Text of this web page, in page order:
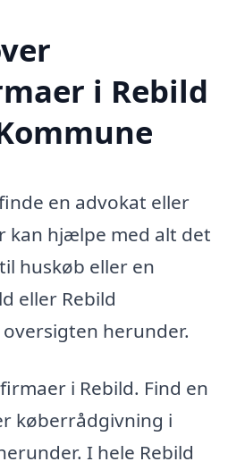
i Rebild
en advokat eller
kan hjælpe med alt det
huskøb eller en
eller Rebild
herunder.
i Rebild. Find en
køberrådgivning i
I hele Rebild